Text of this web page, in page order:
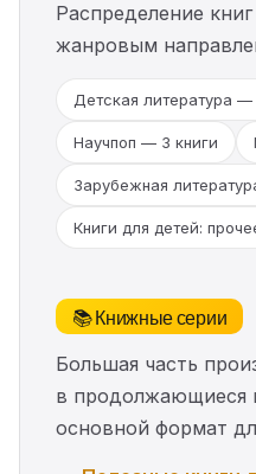
Распределение
жанровым
Детская литература —
Научпоп — 3 книги
Зарубежная
Книги для детей:
📚 Книжные серии
Большая часть
в продолжающиеся
основной формат